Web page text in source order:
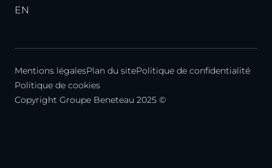
EN
Mentions légalesPlan du sitePolitique de confidentialité
Politique de cookies
Copyright Groupe Beneteau 2025 ©